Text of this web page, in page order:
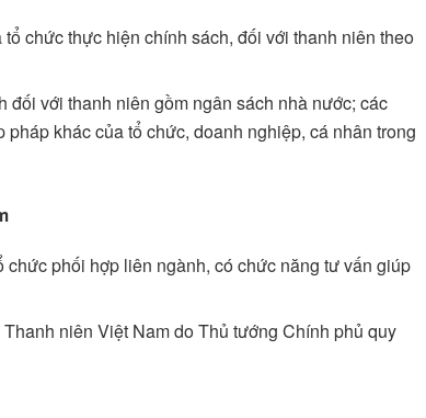
chức thực hiện chính sách, đối với thanh niên theo
với thanh niên gồm ngân sách nhà nước; các
khác của tổ chức, doanh nghiệp, cá nhân trong
phối hợp liên ngành, có chức năng tư vấn giúp
niên Việt Nam do Thủ tướng Chính phủ quy